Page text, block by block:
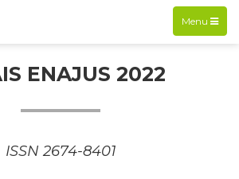
Exibir
navegação
Menu
ENAJUS 2022
ISSN 2674-8401